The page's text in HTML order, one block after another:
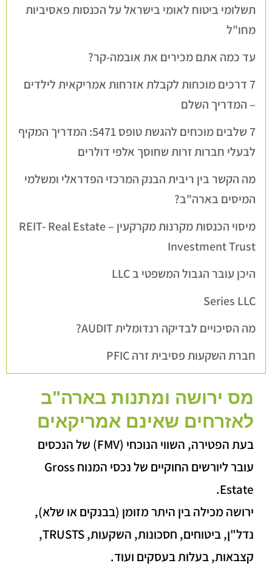
תשלומי ביטוח לאומי בישראל על הכנסות פאסיביות
מחו"ל
עד כמה אתם מכירים את אובמה-קר?
7 דרכים מוכחות לקבלת אזרחות אמריקאית לילדים
– המדריך השלם
7 שלבים מוכחים להגשת טופס 5471: המדריך המקיף
לבעלי חברות זרות שחוסך אלפי דולרים
מה הקשר בין ריבית הבנק המרכזי הפדראלי ומשלמי
המיסים בארה"ב?
מיסוי הכנסות מקרנות מקרקעין – REIT- Real Estate
Investment Trust
היכן עובר הגבול המשפטי ב LLC
Series LLC
מה הסיכויים לבדיקה רנדומלית AUDIT?
חברת השקעות פסיבית זרה PFIC
מס ירושה ומתנות בארה"ב
לאזרחים שאינם אמריקאים
בעת הפטירה, השווי הנוכחי (FMV) של הנכסים
עובר ליורשים החוקיים של נכסי המנוח Gross
Estate.
ירושה מכילה בין היתר מזומן (בבנקים או שלא),
נדל"ן, ביטוחים, חסכונות, השקעות, TRUSTS,
קצבאות, בעלות בעסקים ועוד.